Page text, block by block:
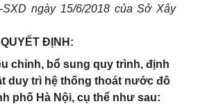
ngày 15/6/2018 của Sở Xây
QUYẾT ĐỊNH:
chỉnh, bổ sung quy trình, định
duy trì hệ thống thoát nước đô
phố Hà Nội, cụ thể như sau: